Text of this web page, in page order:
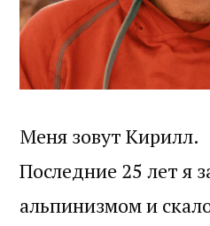
Меня зовут Кирилл.
Последние 25 лет я
альпинизмом и